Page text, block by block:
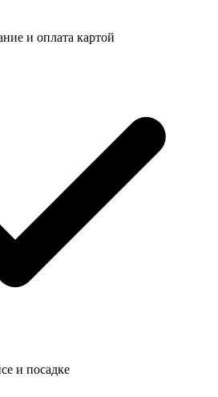
и оплата картой
и посадке